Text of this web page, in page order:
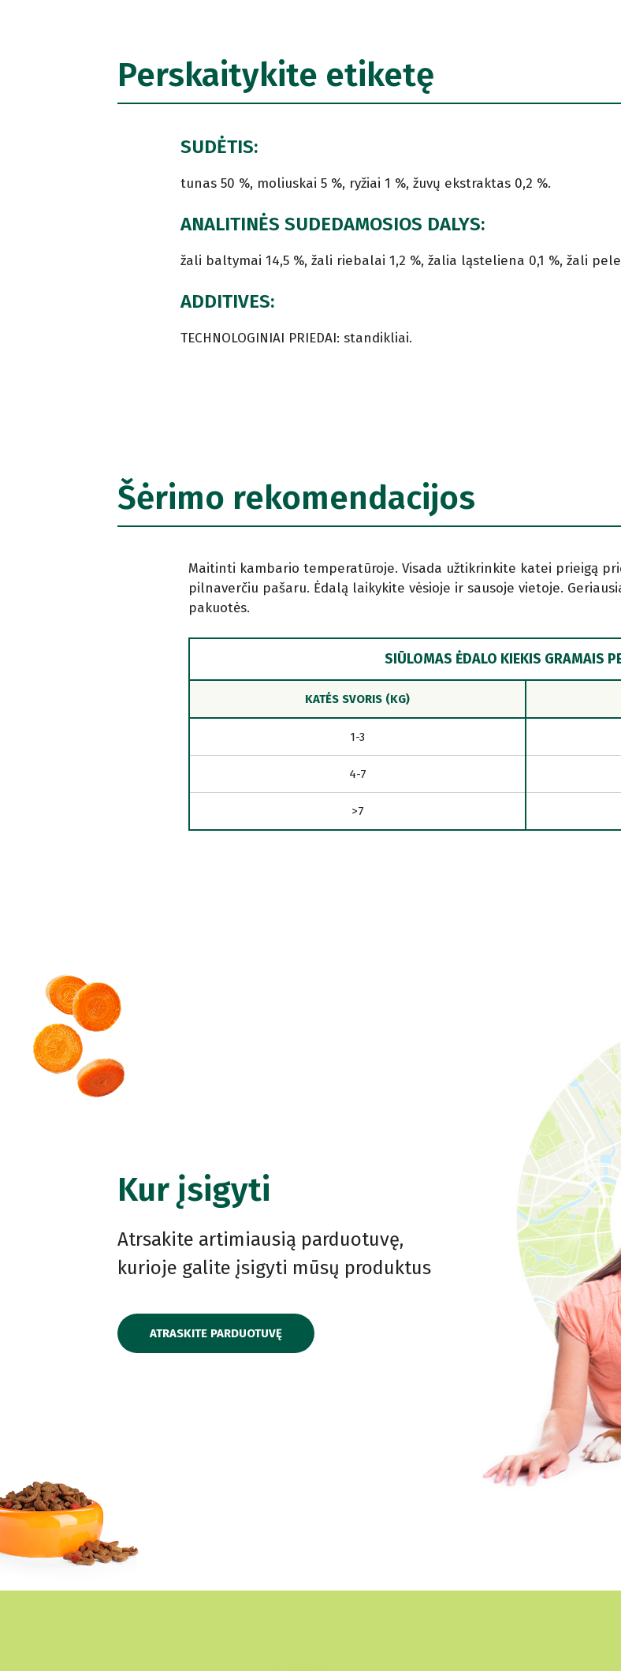
Perskaitykite etiketę
SUDĖTIS:
tunas 50 %, moliuskai 5 %, ryžiai 1 %, žuvų ekstraktas 0,2 %.
ANALITINĖS SUDEDAMOSIOS DALYS:
žali baltymai 14,5 %, žali riebalai 1,2 %, žalia ląsteliena 0,1 %, žali
ADDITIVES:
TECHNOLOGINIAI PRIEDAI: standikliai.
Šėrimo rekomendacijos
Maitinti kambario temperatūroje. Visada užtikrinkite katei prieigą
pilnaverčiu pašaru. Ėdalą laikykite vėsioje ir sausoje vietoje.
pakuotės.
SIŪLOMAS ĖDALO KIEKIS GRAMAIS
KATĖS SVORIS (KG)
1-3
4-7
>7
Kur įsigyti
Atrsakite artimiausią parduotuvę,
kurioje galite įsigyti mūsų produktus
ATRASKITE PARDUOTUVĘ